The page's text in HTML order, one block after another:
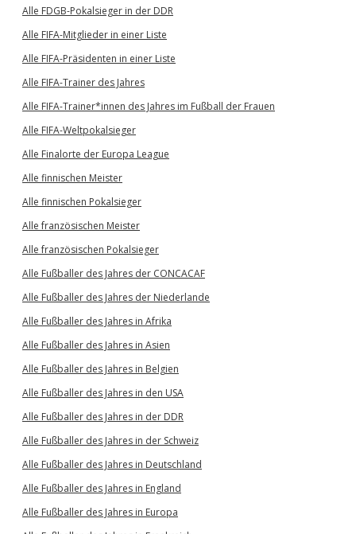
Alle FDGB-Pokalsieger in der DDR
Alle FIFA-Mitglieder in einer Liste
Alle FIFA-Präsidenten in einer Liste
Alle FIFA-Trainer des Jahres
Alle FIFA-Trainer*innen des Jahres im Fußball der Frauen
Alle FIFA-Weltpokalsieger
Alle Finalorte der Europa League
Alle finnischen Meister
Alle finnischen Pokalsieger
Alle französischen Meister
Alle französischen Pokalsieger
Alle Fußballer des Jahres der CONCACAF
Alle Fußballer des Jahres der Niederlande
Alle Fußballer des Jahres in Afrika
Alle Fußballer des Jahres in Asien
Alle Fußballer des Jahres in Belgien
Alle Fußballer des Jahres in den USA
Alle Fußballer des Jahres in der DDR
Alle Fußballer des Jahres in der Schweiz
Alle Fußballer des Jahres in Deutschland
Alle Fußballer des Jahres in England
Alle Fußballer des Jahres in Europa